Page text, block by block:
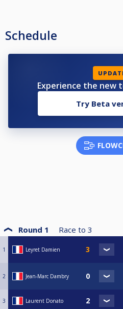
Schedule
Experience the new
Try Beta
Round 1 Race to 3
1 Leyret Damien
2 Jean-Marc Dambry
3 Laurent Donato